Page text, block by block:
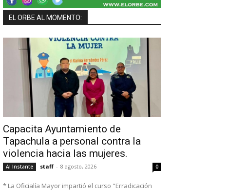
EL ORBE AL MOMENTO:
Capacita Ayuntamiento de
Tapachula a personal contra la
violencia hacia las mujeres.
Al Instante staff - 8 agosto, 2026 0
* La Oficialía Mayor impartió el curso "Erradicación